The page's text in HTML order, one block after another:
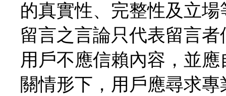
的真實性、完整性及立
留言之言論只代表留言
用戶不應信賴內容，並
關情形下，用戶應尋求